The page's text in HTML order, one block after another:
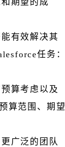
有效解决其
任务：
算考虑以及
算范围、期望
广泛的团队